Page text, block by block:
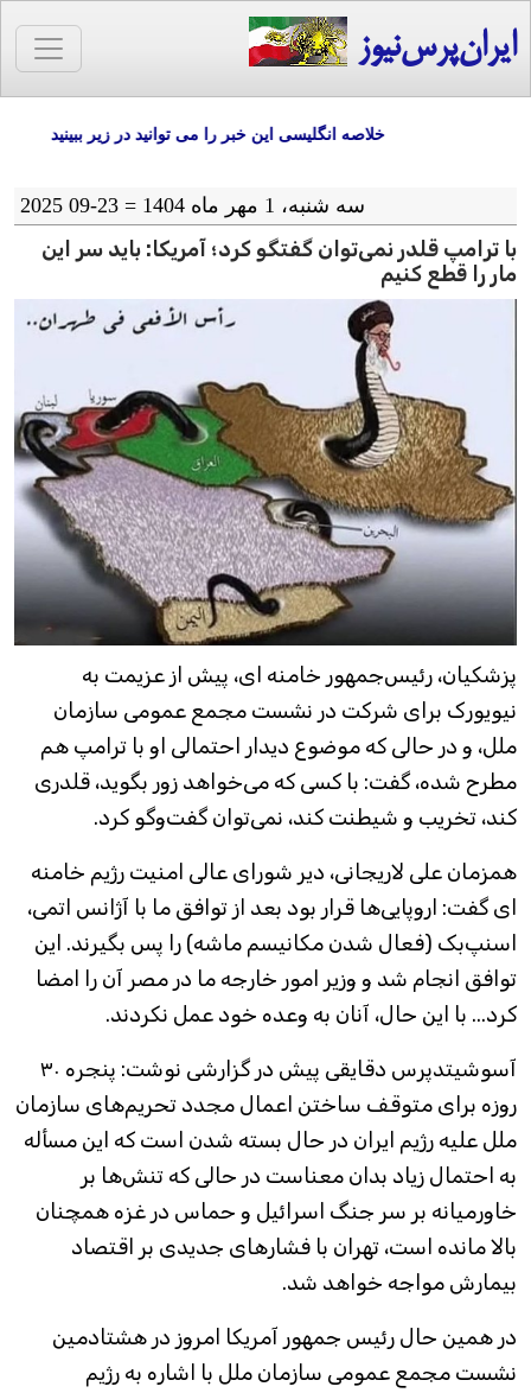
ایران‌پرس‌نیوز
خلاصه انگلیسی این خبر را می توانید در زیر ببینید
سه شنبه، 1 مهر ماه 1404 = 23-09 2025
با ترامپ قلدر نمی‌توان گفتگو کرد؛ آمریکا: باید سر این
مار را قطع کنیم
پزشکیان، رئیس‌جمهور خامنه ای، پیش از عزیمت به
نیویورک برای شرکت در نشست مجمع عمومی سازمان
ملل، و در حالی که موضوع دیدار احتمالی او با ترامپ هم
مطرح شده، گفت: با کسی که می‌خواهد زور بگوید، قلدری
کند، تخریب و شیطنت کند، نمی‌توان گفت‌وگو کرد.
همزمان علی لاریجانی، دیر شورای عالی امنیت رژیم خامنه
ای گفت: اروپایی‌ها قرار بود بعد از توافق ما با آژانس اتمی،
اسنپ‌بک (فعال شدن مکانیسم ماشه) را پس بگیرند. این
توافق انجام شد و وزیر امور خارجه ما در مصر آن را امضا
کرد... با این حال، آنان به وعده خود عمل نکردند.
آسوشیتدپرس دقایقی پیش در گزارشی نوشت: پنجره ۳۰
روزه برای متوقف ساختن اعمال مجدد تحریم‌های سازمان
ملل علیه رژیم ایران در حال بسته شدن است که این مسأله
به احتمال زیاد بدان معناست در حالی که تنش‌ها بر
خاورمیانه بر سر جنگ اسرائیل و حماس در غزه همچنان
بالا مانده است، تهران با فشارهای جدیدی بر اقتصاد
بیمارش مواجه خواهد شد.
در همین حال رئیس جمهور آمریکا امروز در هشتادمین
نشست مجمع عمومی سازمان ملل با اشاره به رژیم